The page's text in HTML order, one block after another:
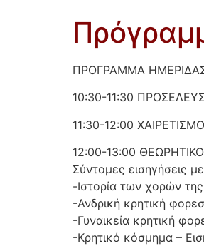
ΠΡΟΓΡΑΜΜΑ
10:30-11:30
11:30-12:00
12:00-13:00
Σύντομες εισηγήσεις
-Ιστορία των χορών
-Ανδρική κρητική
-Γυναικεία κρητική
-Κρητικό κόσμημα –